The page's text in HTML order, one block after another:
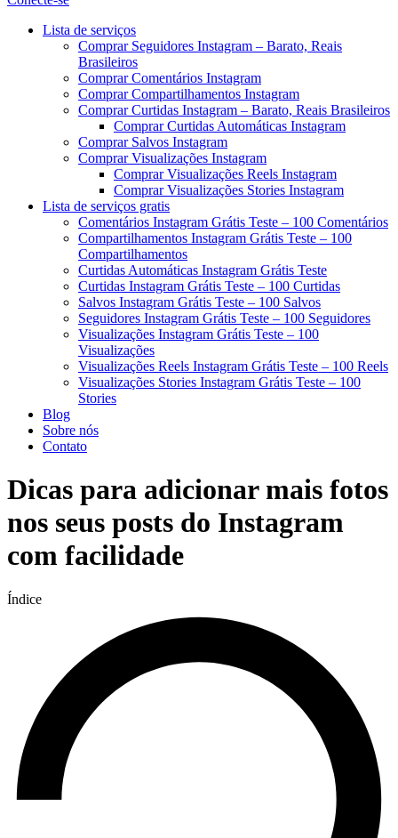
Menu
Lista de serviços
Comprar Seguidores Instagram – Barato, Reais
Brasileiros
Comprar Comentários Instagram
Comprar Compartilhamentos Instagram
Comprar Curtidas Instagram – Barato, Reais Brasileiros
Comprar Curtidas Automáticas Instagram
Comprar Salvos Instagram
Comprar Visualizações Instagram
Comprar Visualizações Reels Instagram
Comprar Visualizações Stories Instagram
Lista de serviços gratis
Comentários Instagram Grátis Teste – 100 Comentários
Compartilhamentos Instagram Grátis Teste – 100
Compartilhamentos
Curtidas Automáticas Instagram Grátis Teste
Curtidas Instagram Grátis Teste – 100 Curtidas
Salvos Instagram Grátis Teste – 100 Salvos
Seguidores Instagram Grátis Teste – 100 Seguidores
Visualizações Instagram Grátis Teste – 100
Visualizações
Visualizações Reels Instagram Grátis Teste – 100 Reels
Visualizações Stories Instagram Grátis Teste – 100
Stories
Blog
Sobre nós
Contato
Dicas para adicionar mais fotos
nos seus posts do Instagram
com facilidade
Índice